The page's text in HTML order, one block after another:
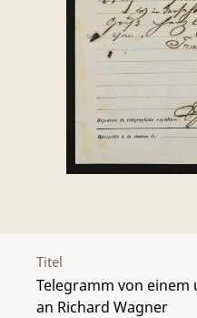
Titel
Telegramm von
an Richard Wagner